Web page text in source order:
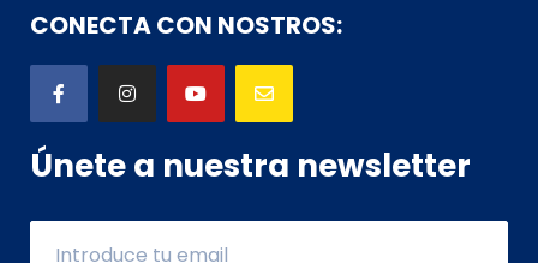
CONECTA CON NOSTROS:
Únete a nuestra newsletter